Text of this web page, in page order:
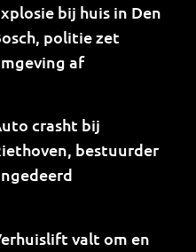
bij huis in Den
politie zet
af
crasht bij
bestuurder
valt om en